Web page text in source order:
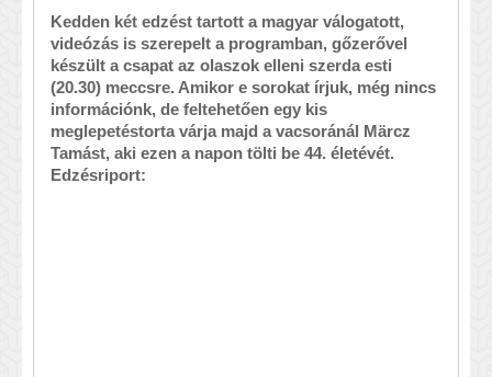
Kedden két edzést tartott a magyar válogatott,
videózás is szerepelt a programban, gőzerővel
készült a csapat az olaszok elleni szerda esti
(20.30) meccsre. Amikor e sorokat írjuk, még nincs
információnk, de feltehetően egy kis
meglepetéstorta várja majd a vacsoránál Märcz
Tamást, aki ezen a napon tölti be 44. életévét.
Edzésriport: